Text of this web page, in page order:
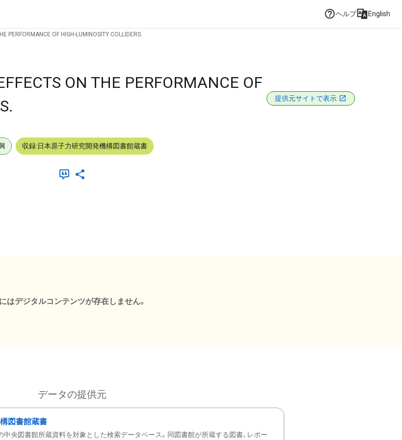
ヘルプ English
PERFORMANCE OF HIGH-LUMINOSITY COLLIDERS.
ON THE PERFORMANCE OF
提供元サイトで表示
収録:日本原子力研究開発機構図書館蔵書
はデジタルコンテンツが存在しません。
データの提供元
図書館蔵書
中央図書館所蔵資料を対象とした検索データベース。同図書館が所蔵する図書、レポー